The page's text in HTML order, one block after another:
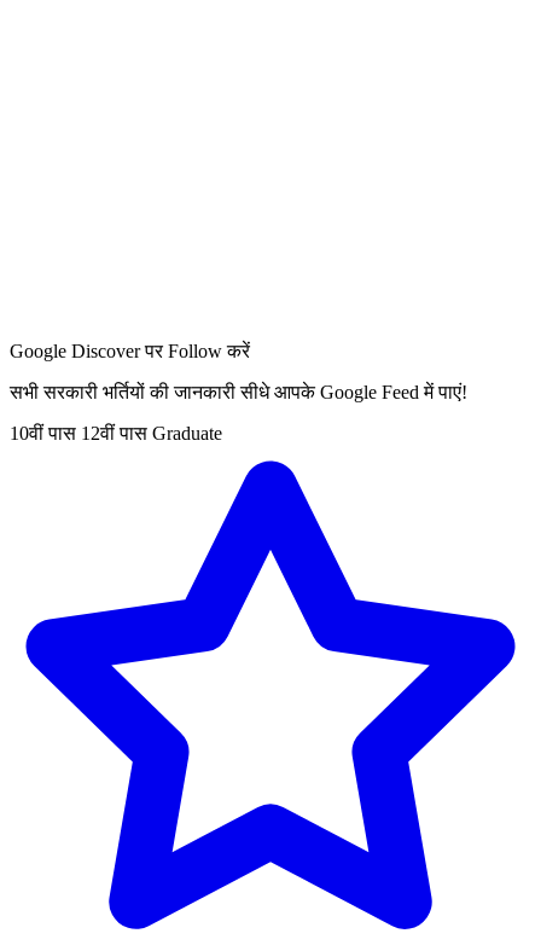
Google Discover पर Follow करें
सभी सरकारी भर्तियों की जानकारी सीधे आपके Google Feed में पाएं!
10वीं पास 12वीं पास Graduate